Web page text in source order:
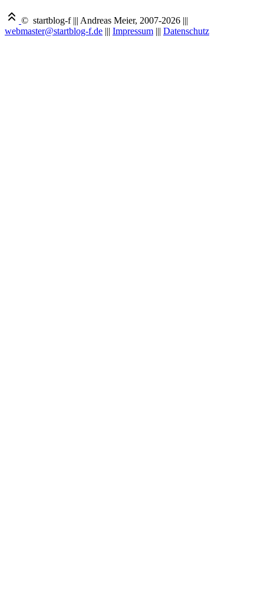
© startblog-f ||| Andreas Meier, 2007-2026 |||
webmaster@startblog-f.de ||| Impressum ||| Datenschutz